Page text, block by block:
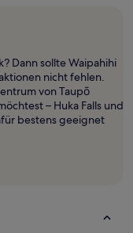
Dann sollte Waipahihi
nicht fehlen.
von Taupō
– Huka Falls und
bestens geeignet